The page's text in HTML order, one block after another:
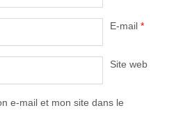
E-mail *
Site web
e-mail et mon site dans le